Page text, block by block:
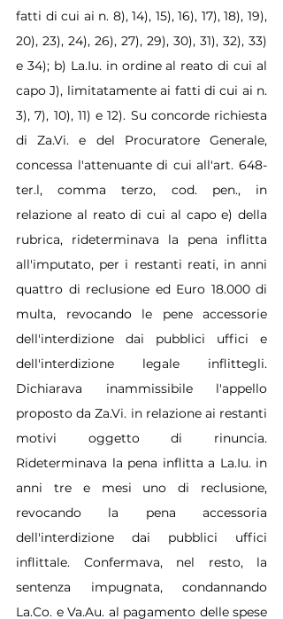
fatti di cui ai n. 8), 14), 15), 16), 17), 18), 19),
20), 23), 24), 26), 27), 29), 30), 31), 32), 33)
e 34); b) La.Iu. in ordine al reato di cui al
capo J), limitatamente ai fatti di cui ai n.
3), 7), 10), 11) e 12). Su concorde richiesta
di Za.Vi. e del Procuratore Generale,
concessa l'attenuante di cui all'art. 648-
ter.l, comma terzo, cod. pen., in
relazione al reato di cui al capo e) della
rubrica, rideterminava la pena inflitta
all'imputato, per i restanti reati, in anni
quattro di reclusione ed Euro 18.000 di
multa, revocando le pene accessorie
dell'interdizione dai pubblici uffici e
dell'interdizione legale inflittegli.
Dichiarava inammissibile l'appello
proposto da Za.Vi. in relazione ai restanti
motivi oggetto di rinuncia.
Rideterminava la pena inflitta a La.Iu. in
anni tre e mesi uno di reclusione,
revocando la pena accessoria
dell'interdizione dai pubblici uffici
inflittale. Confermava, nel resto, la
sentenza impugnata, condannando
La.Co. e Va.Au. al pagamento delle spese